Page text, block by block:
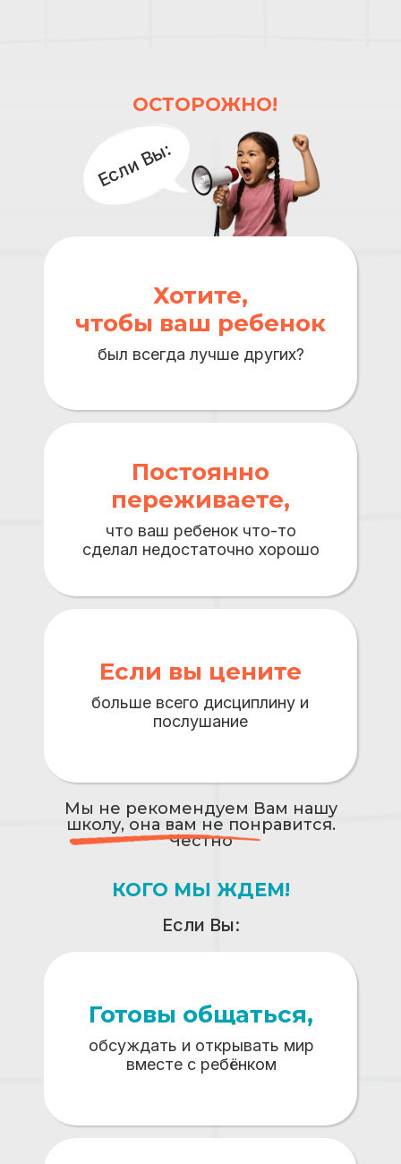
КОГО МЫ ЖДЕМ!
ОСТОРОЖНО!
Если Вы:
Если Вы:
что ваш ребенок что-то
сделал недостаточно хорошо
больше всего дисциплину и
послушание
Если вы цените
Постоянно
переживаете,
был всегда лучше других?
обсуждать и открывать мир
вместе с ребёнком
Готовы общаться,
Хотите,
чтобы ваш ребенок
Мы не рекомендуем Вам нашу
школу, она вам не понравится.
Честно